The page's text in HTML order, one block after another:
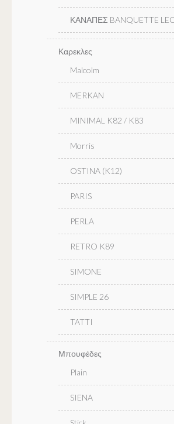
ΚΑΝΑΠΕΣ BANQUETTE
Καρεκλες
Malcolm
MERKAN
MINIMAL K82 / K83
Morris
OSTINA (K12)
PARIS
PERLA
RETRO K89
SIMONE
SIMPLE 26
TATTI
Μπουφέδες
Plain
SIENA